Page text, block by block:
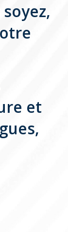
et